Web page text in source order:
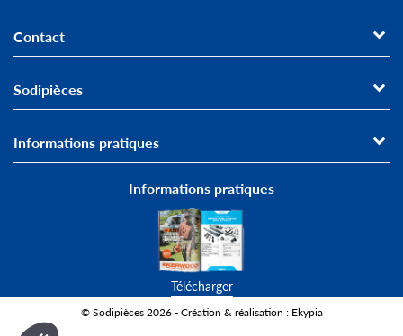
Contact
Sodipièces
Informations pratiques
Informations pratiques
Télécharger
© Sodipièces 2026 - Création & réalisation : Ekypia